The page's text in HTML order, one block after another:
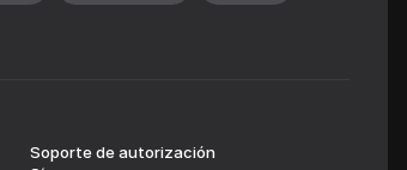
Cubes
Soporte de autorización